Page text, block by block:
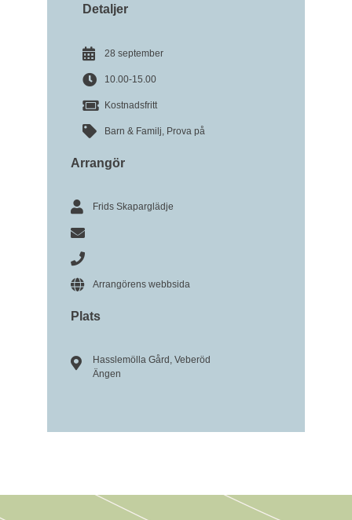
Detaljer
28 september
10.00-15.00
Kostnadsfritt
Barn & Familj Prova på
Arrangör
Frids Skaparglädje
Arrangörens webbsida
Plats
Hasslemölla Gård, Veberöd
Ängen